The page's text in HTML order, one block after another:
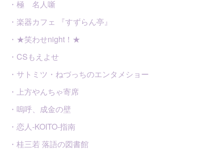
・極 名人噺
・楽器カフェ 『すずらん亭』
・★笑わせnight！★
・CSもえよせ
・サトミツ・ねづっちのエンタメショー
・上方やんちゃ寄席
・嗚呼、成金の壁
・恋人-KOITO-指南
・桂三若 落語の図書館